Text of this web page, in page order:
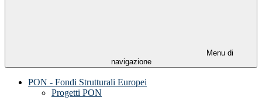
Menu di
navigazione
PON - Fondi Strutturali Europei
Progetti PON